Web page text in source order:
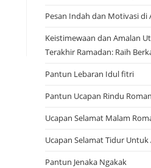
Pesan Indah dan Motivasi di
Keistimewaan dan Amalan
Terakhir Ramadan: Raih
Pantun Lebaran Idul fitri
Pantun Ucapan Rindu
Ucapan Selamat Malam
Ucapan Selamat Tidur
Pantun Jenaka Ngakak